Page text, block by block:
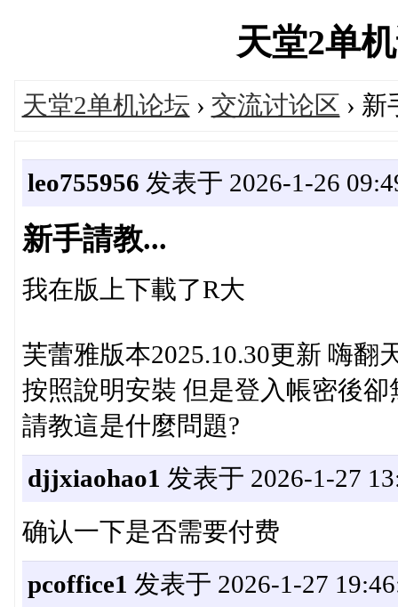
天堂2单
天堂2单机论坛 › 交流讨论区 › 新
leo755956 发表于 2026-1-26
新手請教...
我在版上下載了R大
芙蕾雅版本2025.10.30更新 嗨翻
按照說明安裝 但是登入帳密後卻
請教這是什麼問題?
djjxiaohao1 发表于 2026-1-27
确认一下是否需要付费
pcoffice1 发表于 2026-1-27